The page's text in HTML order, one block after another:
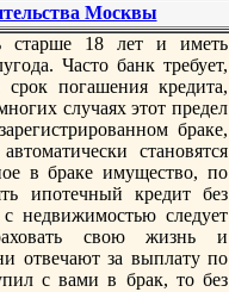
Москвы
старше 18 лет и иметь
Часто банк требует,
погашения кредита,
случаях этот предел
браке,
становятся
в браке имущество, по
ипотечный кредит без
недвижимостью следует
свою жизнь и
отвечают за выплату по
с вами в брак, то без